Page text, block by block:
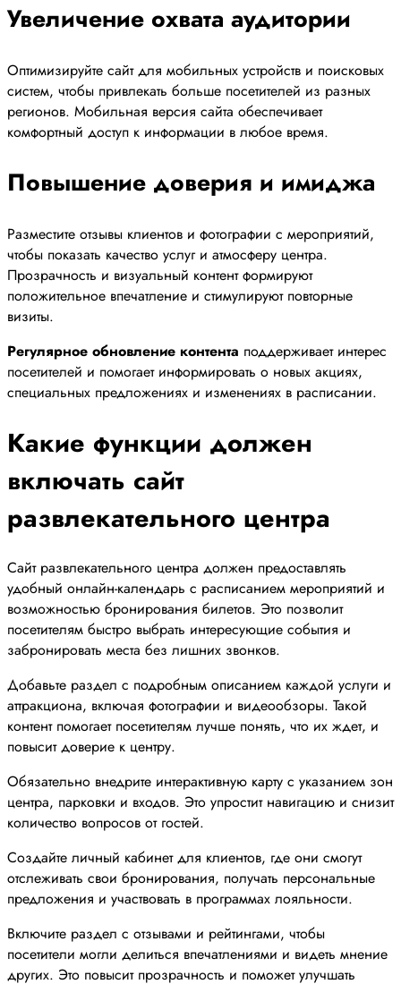
Увеличение охвата аудитории
Оптимизируйте сайт для мобильных устройств и поисковых
систем, чтобы привлекать больше посетителей из разных
регионов. Мобильная версия сайта обеспечивает
комфортный доступ к информации в любое время.
Повышение доверия и имиджа
Разместите отзывы клиентов и фотографии с мероприятий,
чтобы показать качество услуг и атмосферу центра.
Прозрачность и визуальный контент формируют
положительное впечатление и стимулируют повторные
визиты.
Регулярное обновление контента поддерживает интерес
посетителей и помогает информировать о новых акциях,
специальных предложениях и изменениях в расписании.
Какие функции должен
включать сайт
развлекательного центра
Сайт развлекательного центра должен предоставлять
удобный онлайн-календарь с расписанием мероприятий и
возможностью бронирования билетов. Это позволит
посетителям быстро выбрать интересующие события и
забронировать места без лишних звонков.
Добавьте раздел с подробным описанием каждой услуги и
аттракциона, включая фотографии и видеообзоры. Такой
контент помогает посетителям лучше понять, что их ждет, и
повысит доверие к центру.
Обязательно внедрите интерактивную карту с указанием зон
центра, парковки и входов. Это упростит навигацию и снизит
количество вопросов от гостей.
Создайте личный кабинет для клиентов, где они смогут
отслеживать свои бронирования, получать персональные
предложения и участвовать в программах лояльности.
Включите раздел с отзывами и рейтингами, чтобы
посетители могли делиться впечатлениями и видеть мнение
других. Это повысит прозрачность и поможет улучшать